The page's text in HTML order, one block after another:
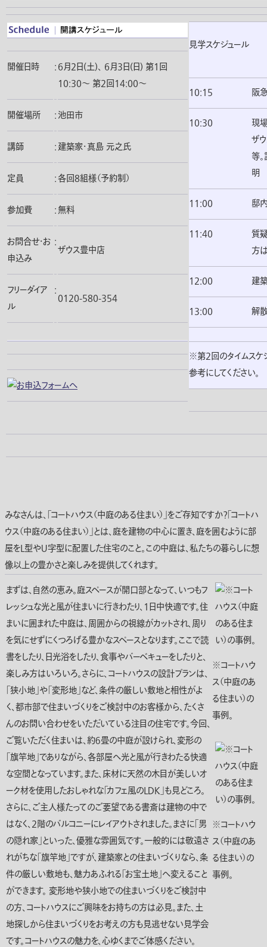
開催日時 :6月2日(土)、 6月3日(日) 第1回
10:30〜 第2回14:00〜
開催場所 :池田市
講師 :建築家・真島 元之氏
定員 :各回8組様（予約制）
参加費 :無料
お問合せ・お
申込み
:
ザウス豊中店
フリーダイア
ル
:
0120-580-354
見学スケジュール
10:15 阪
10:30
現
ザ
等
明
11:00 邸
11:40
質
方
12:00 建
13:00 解
※第2回のタイムスケ
参考にしてください。
みなさんは、「コートハウス（中庭のある住まい）」をご存知ですか？「コートハ
ウス（中庭のある住まい）」とは、庭を建物の中心に置き、庭を囲むように部
屋をＬ型やＵ字型に配置した住宅のこと。この中庭は、私たちの暮らしに想
像以上の豊かさと楽しみを提供してくれます。
まずは、自然の恵み。庭スペースが開口部となって、いつもフ
レッシュな光と風が住まいに行きわたり、1日中快適です。住
まいに囲まれた中庭は、周囲からの視線がカットされ、周り
を気にせずにくつろげる豊かなスペースとなります。ここで読
書をしたり、日光浴をしたり、食事やバーベキューをしたりと、
楽しみ方はいろいろ。さらに、コートハウスの設計プランは、
「狭小地」や「変形地」など、条件の厳しい敷地と相性がよ
く、都市部で住まいづくりをご検討中のお客様から、たくさ
んのお問い合わせをいただいている注目の住宅です。今回、
ご覧いただく住まいは、約６畳の中庭が設けられ、変形の
「旗竿地」 でありながら、各部屋へ光と風が行きわたる快適
な空間となっています。また、床材に天然の木目が美しいオ
ーク材を使用したおしゃれな 「カフェ風のＬＤＫ」 も見どころ。
さらに、ご主人様たってのご要望である書斎は建物の中で
はなく、2階のバルコニーにレイアウトされました。まさに 「男
の隠れ家」 といった、優雅な雰囲気です。一般的には敬遠さ
れがちな 「旗竿地」 ですが、建築家との住まいづくりなら、条
件の厳しい敷地も、魅力あふれる 「お宝土地」 へ変えること
ができます。 変形地や狭小地での住まいづくりをご検討中
の方、コートハウスにご興味をお持ちの方は必見。また、土
地探しから住まいづくりをお考えの方も見逃せない見学会
です。コートハウスの魅力を、心ゆくまでご体感ください。
※コートハウ
ス（中庭のあ
る住まい）の
事例。
※コートハウ
ス（中庭のあ
る住まい）の
事例。